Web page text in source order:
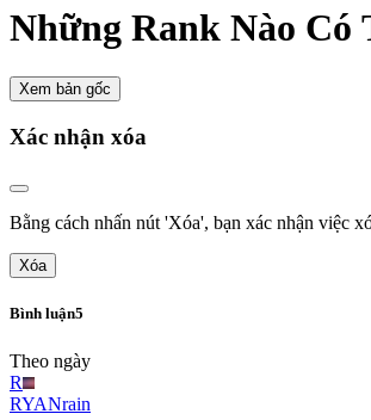
Những Rank Nào Có
Xem bản gốc
Xác nhận xóa
Bằng cách nhấn nút 'Xóa', bạn xác nhận việc
Xóa
Bình luận5
Theo ngày
R
RYANrain